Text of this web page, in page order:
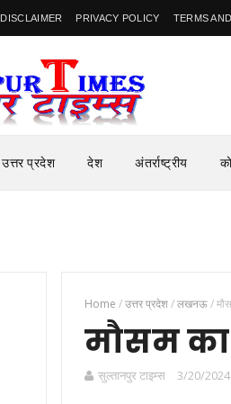
DISCLAIMER PRIVACY POLICY TERMS
उत्तर प्रदेश देश अंतर्राष्ट्रीय
Home /उत्तर प्रदेश/लखनऊ/
मौसम
सुल्तानपुर टाइम्स 3/20/